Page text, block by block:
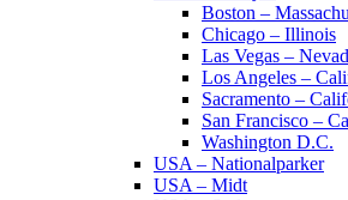
Boston –
Chicago – Illinois
Las Vegas –
Los Angeles –
Sacramento –
San Francisco –
Washington D.C.
USA – Nationalparker
USA – Midt